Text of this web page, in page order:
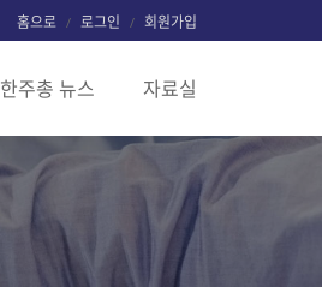
홈으로 로그인 회원가입
한주총 뉴스 자료실